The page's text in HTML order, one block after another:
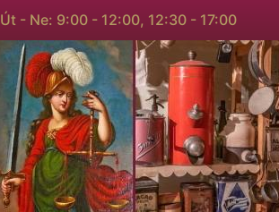
Út - Ne: 9:00 - 12:00, 12:30 - 17:00